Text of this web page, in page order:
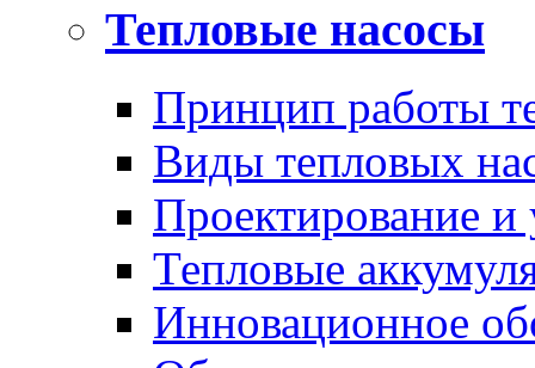
Тепловые насосы
Принцип работы
Виды тепловых
Проектирование и
Тепловые
Инновационное